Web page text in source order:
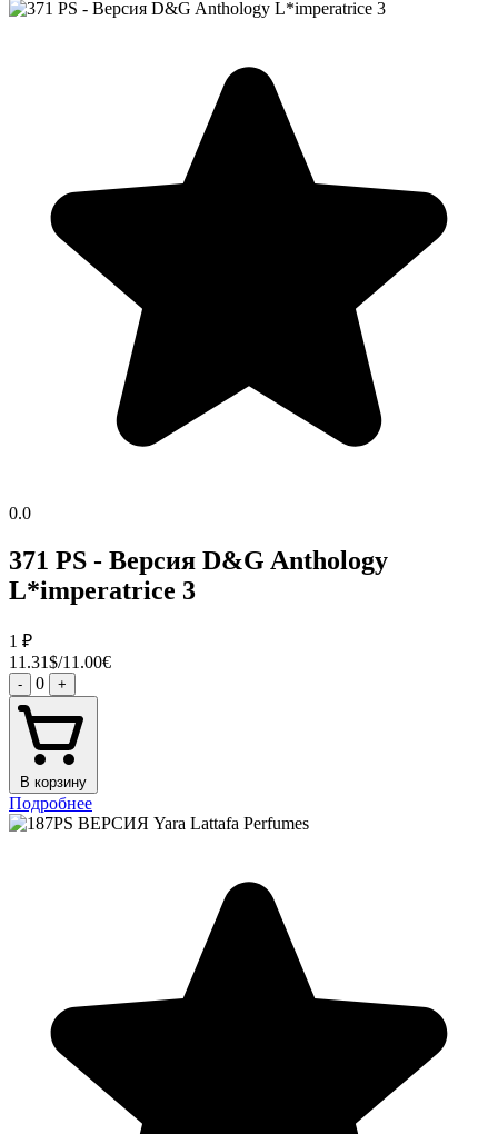
0.0
371 PS - Версия D&G Anthology
L*imperatrice 3
1 ₽
11.31$/11.00€
- 0 +
В корзину
Подробнее